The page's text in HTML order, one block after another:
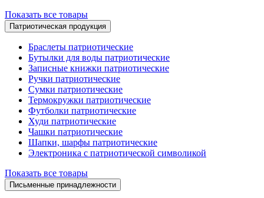
Показать все товары
Патриотическая продукция
Браслеты патриотические
Бутылки для воды патриотические
Записные книжки патриотические
Ручки патриотические
Сумки патриотические
Термокружки патриотические
Футболки патриотические
Худи патриотические
Чашки патриотические
Шапки, шарфы патриотические
Электроника с патриотической символикой
Показать все товары
Письменные принадлежности